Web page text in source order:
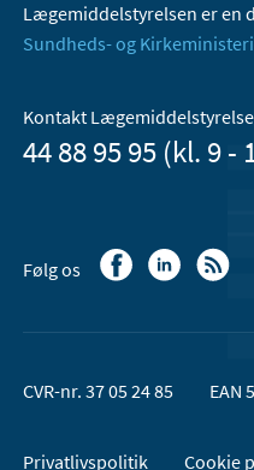
Lægemiddelstyrelsen er en
Sundheds- og
Kontakt
44 88 95 95 (kl. 9 -
Følg os
CVR-nr. 37 05 24 85 EAN
Privatlivspolitik Cookie